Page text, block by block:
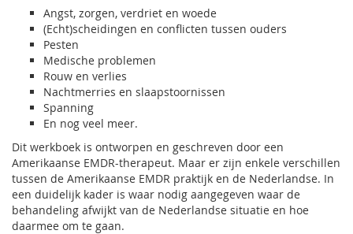
Angst, zorgen, verdriet en woede
(Echt)scheidingen en conflicten tussen ouders
Pesten
Medische problemen
Rouw en verlies
Nachtmerries en slaapstoornissen
Spanning
En nog veel meer.
Dit werkboek is ontworpen en geschreven door een
Amerikaanse EMDR-therapeut. Maar er zijn enkele verschillen
tussen de Amerikaanse EMDR praktijk en de Nederlandse. In
een duidelijk kader is waar nodig aangegeven waar de
behandeling afwijkt van de Nederlandse situatie en hoe
daarmee om te gaan.